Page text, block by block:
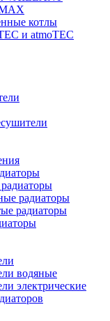
котлы
и atmoTEC
радиаторы
радиаторы
водяные
электрические